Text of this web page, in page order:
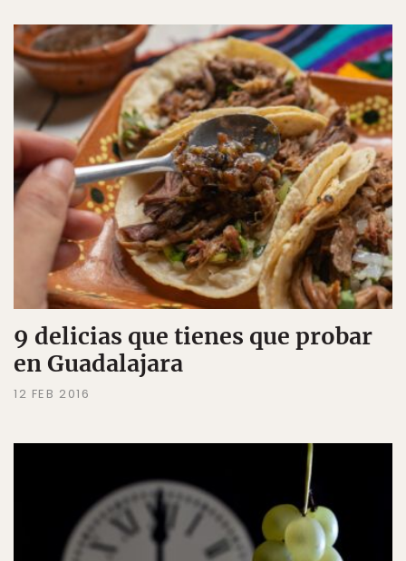
9 delicias que tienes que probar
en Guadalajara
12 FEB 2016